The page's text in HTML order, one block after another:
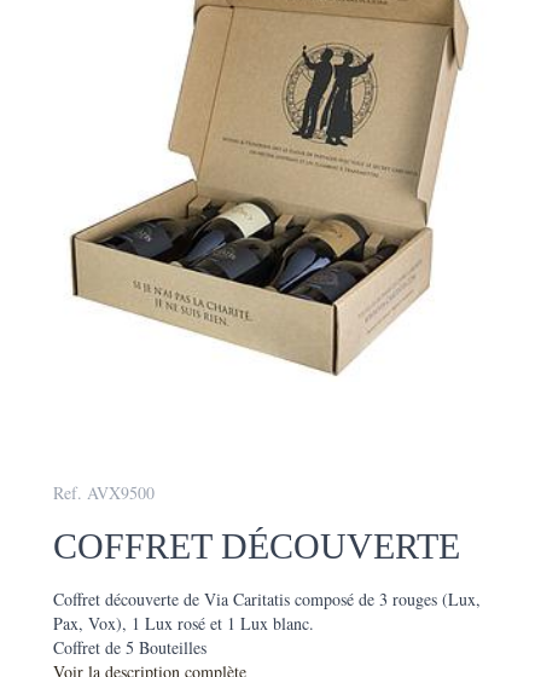
Ref. AVX9500
COFFRET DÉCOUVERTE
Coffret découverte de Via Caritatis composé de 3 rouges (Lux,
Pax, Vox), 1 Lux rosé et 1 Lux blanc.
Coffret de 5 Bouteilles
Voir la description complète